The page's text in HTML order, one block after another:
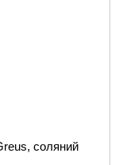
соляний